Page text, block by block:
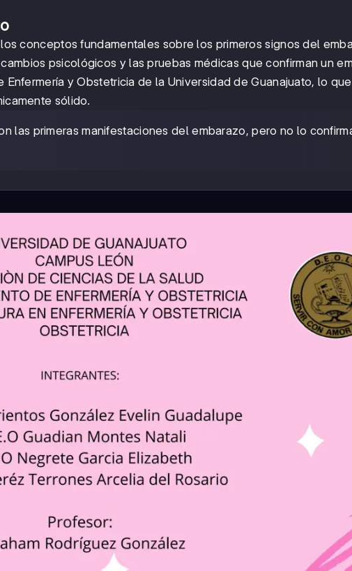
conceptos fundamentales sobre los primeros signos del
cambios psicológicos y las pruebas médicas que confirman un
y Obstetricia de la Universidad de Guanajuato, lo que
sólido.
las primeras manifestaciones del embarazo, pero no lo